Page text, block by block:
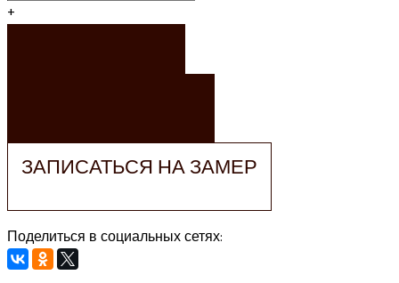
+
ЗАПИСАТЬСЯ НА ЗАМЕР
Поделиться в социальных сетях: